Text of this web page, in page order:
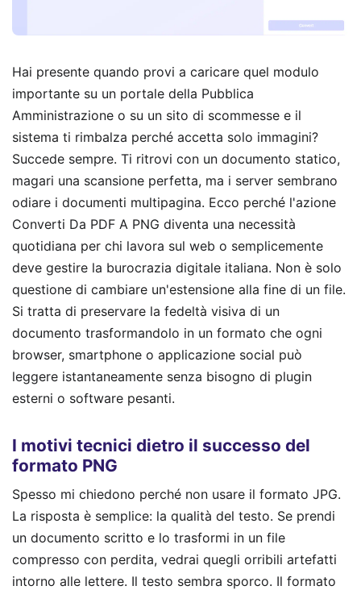
Hai presente quando provi a caricare quel modulo
importante su un portale della Pubblica
Amministrazione o su un sito di scommesse e il
sistema ti rimbalza perché accetta solo immagini?
Succede sempre. Ti ritrovi con un documento statico,
magari una scansione perfetta, ma i server sembrano
odiare i documenti multipagina. Ecco perché l'azione
Converti Da PDF A PNG diventa una necessità
quotidiana per chi lavora sul web o semplicemente
deve gestire la burocrazia digitale italiana. Non è solo
questione di cambiare un'estensione alla fine di un file.
Si tratta di preservare la fedeltà visiva di un
documento trasformandolo in un formato che ogni
browser, smartphone o applicazione social può
leggere istantaneamente senza bisogno di plugin
esterni o software pesanti.
I motivi tecnici dietro il successo del
formato PNG
Spesso mi chiedono perché non usare il formato JPG.
La risposta è semplice: la qualità del testo. Se prendi
un documento scritto e lo trasformi in un file
compresso con perdita, vedrai quegli orribili artefatti
intorno alle lettere. Il testo sembra sporco. Il formato